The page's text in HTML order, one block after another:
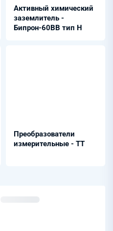
Активный химический
заземлитель -
Бипрон-60ВВ тип Н
Преобразователи
измерительные - ТТ